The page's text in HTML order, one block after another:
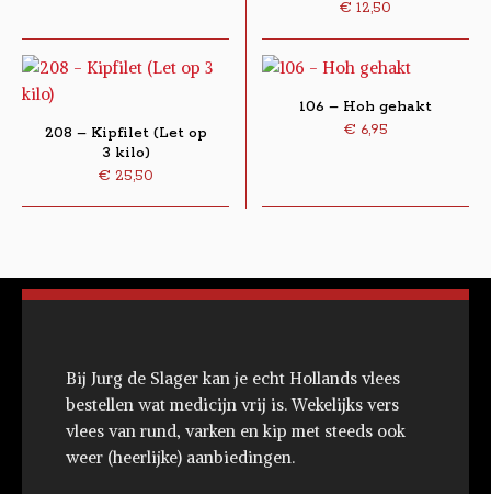
€ 12,50
208 – Kipfilet (Let op
3 kilo)
€ 25,50
106 – Hoh gehakt
€ 6,95
Bij Jurg de Slager kan je echt Hollands vlees
bestellen wat medicijn vrij is. Wekelijks vers
vlees van rund, varken en kip met steeds ook
weer (heerlijke) aanbiedingen.